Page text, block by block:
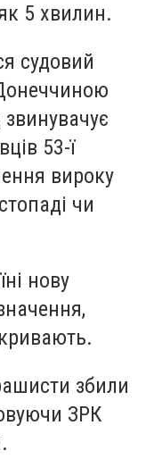
5 хвилин.
судовий
звинувачує
53-ї
вироку
чи
нову
збили
ЗРК